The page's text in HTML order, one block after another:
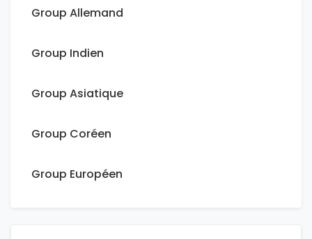
Group Allemand
Group Indien
Group Asiatique
Group Coréen
Group Européen